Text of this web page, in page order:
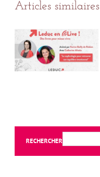
Articles similaires
RECHERCHER